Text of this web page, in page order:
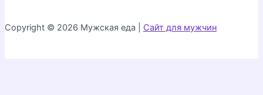
Copyright © 2026 Мужская еда | Сайт для мужчин